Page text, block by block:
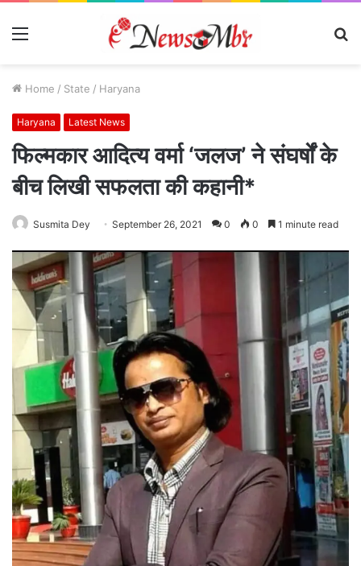
Menu
Home / State / Haryana
Haryana Latest News
फिल्मकार आदित्य वर्मा ‘जलज’ ने संघर्षों के
बीच लिखी सफलता की कहानी*
Susmita Dey September 26, 2021 0 0 1 minute read